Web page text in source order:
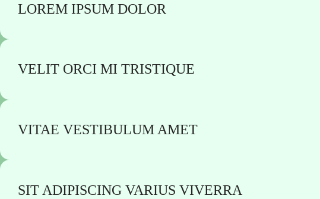
LOREM IPSUM DOLOR
VELIT ORCI MI TRISTIQUE
VITAE VESTIBULUM AMET
SIT ADIPISCING VARIUS VIVERRA